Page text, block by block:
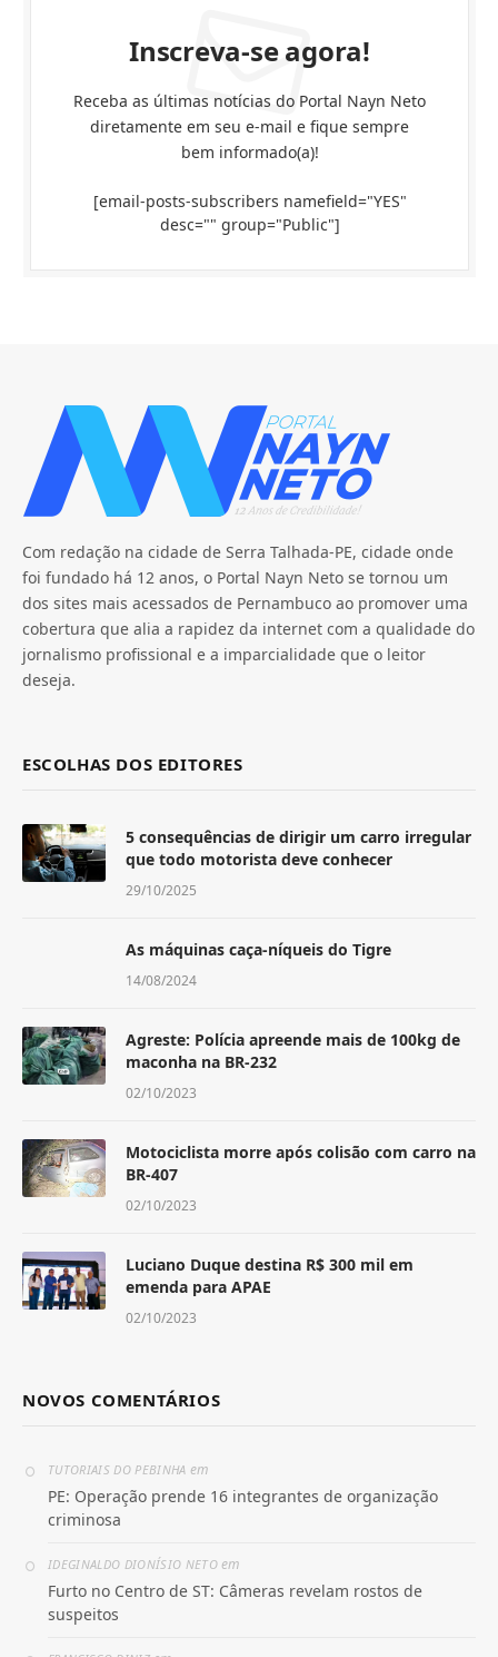
Inscreva-se agora!
Receba as últimas notícias do Portal Nayn Neto
diretamente em seu e-mail e fique sempre
bem informado(a)!
[email-posts-subscribers namefield="YES"
desc="" group="Public"]
Com redação na cidade de Serra Talhada-PE, cidade onde
foi fundado há 12 anos, o Portal Nayn Neto se tornou um
dos sites mais acessados de Pernambuco ao promover uma
cobertura que alia a rapidez da internet com a qualidade do
jornalismo profissional e a imparcialidade que o leitor
deseja.
ESCOLHAS DOS EDITORES
5 consequências de dirigir um carro irregular
que todo motorista deve conhecer
29/10/2025
As máquinas caça-níqueis do Tigre
14/08/2024
Agreste: Polícia apreende mais de 100kg de
maconha na BR-232
02/10/2023
Motociclista morre após colisão com carro na
BR-407
02/10/2023
Luciano Duque destina R$ 300 mil em
emenda para APAE
02/10/2023
NOVOS COMENTÁRIOS
TUTORIAIS DO PEBINHA em
PE: Operação prende 16 integrantes de organização
criminosa
IDEGINALDO DIONÍSIO NETOem
Furto no Centro de ST: Câmeras revelam rostos de
suspeitos